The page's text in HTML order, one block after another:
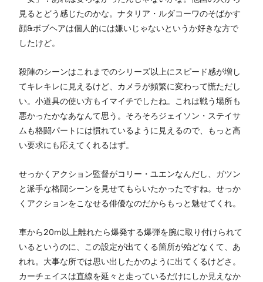
見るとどう感じたのかな。ナタリア・ルダコーワのそばかす
顔&ボブヘアは個人的には嫌いじゃないというか好きな方で
したけど。
殺陣のシーンはこれまでのシリーズ以上にスピード感が増し
てキレキレに見えるけど、カメラが頻繁に変わって慌ただし
い。小道具の使い方もイマイチでしたね。これは戦う場所も
悪かったかなあなんて思う。そろそろジェイソン・ステイサ
ムも格闘パートには慣れているように見えるので、もっと高
い要求にも応えてくれるはず。
せっかくアクション監督がコリー・ユエンなんだし、ガツン
と派手な格闘シーンを見せてもらいたかったですね。せっか
くアクションをこなせる俳優なのだからもっと魅せてくれ。
車から20m以上離れたら爆発する爆弾を腕に取り付けられて
いるというのに、この設定が出てくる箇所が殆どなくて、あ
れれ。大事な所では思い出したかのように出てくるけどさ。
カーチェイスは直線を延々と走っているだけにしか見えなか